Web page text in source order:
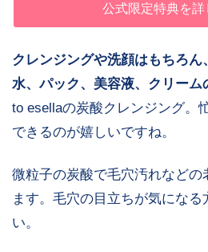
公式限定特典を詳
クレンジングや洗顔はもちろ
水、パック、美容液、クリーム
to esellaの炭酸クレンジング。
できるのが嬉しいですね。
微粒子の炭酸で毛穴汚れなど
ます。毛穴の目立ちが気になる
い。